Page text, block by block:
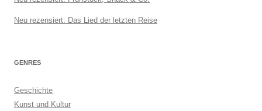
Neu rezensiert: Das Lied der letzten Reise
GENRES
Geschichte
Kunst und Kultur